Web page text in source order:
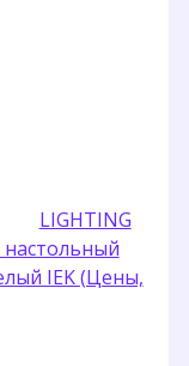
LIGHTING
IEK (Цены,